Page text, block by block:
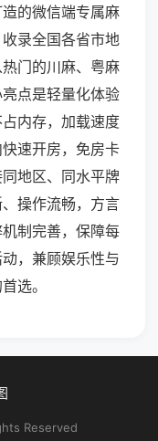
的微信端专属麻
录全国各省市地
门的川麻、粤麻
点是轻量化体验
内存，加载速度
速开房，免房卡
地区、同水平牌
操作流畅，方言
制完善，保障每
，兼顾娱乐性与
选。
Reserved